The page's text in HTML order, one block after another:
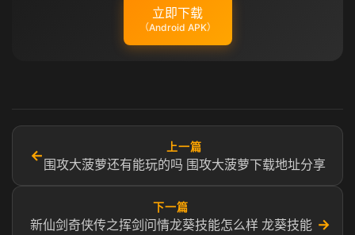
立即下载
（Android APK）
←
上一篇
围攻大菠萝还有能玩的吗 围攻大菠萝下载地址分享
下一篇
新仙剑奇侠传之挥剑问情龙葵技能怎么样 龙葵技能 →